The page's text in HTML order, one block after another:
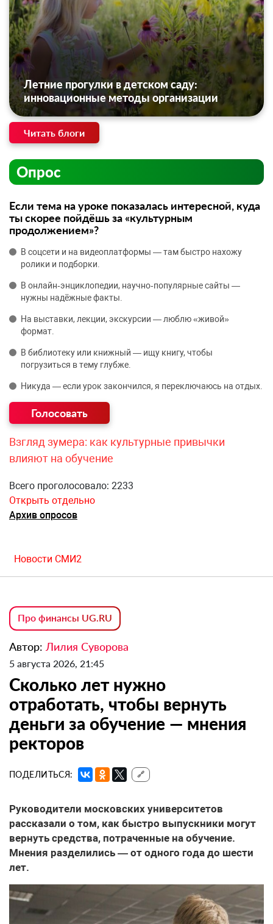
Летние прогулки в детском саду:
инновационные методы организации
Читать блоги
Опрос
Если тема на уроке показалась интересной, куда
ты скорее пойдёшь за «культурным
продолжением»?
В соцсети и на видеоплатформы — там быстро нахожу
ролики и подборки.
В онлайн‑энциклопедии, научно‑популярные сайты —
нужны надёжные факты.
На выставки, лекции, экскурсии — люблю «живой»
формат.
В библиотеку или книжный — ищу книгу, чтобы
погрузиться в тему глубже.
Никуда — если урок закончился, я переключаюсь на отдых.
Взгляд зумера: как культурные привычки
влияют на обучение
Всего проголосовало: 2233
Открыть отдельно
Архив опросов
Новости СМИ2
Про финансы UG.RU
Автор: Лилия Суворова
5 августа 2026, 21:45
Сколько лет нужно
отработать, чтобы вернуть
деньги за обучение — мнения
ректоров
ПОДЕЛИТЬСЯ: 🔗
Руководители московских университетов
рассказали о том, как быстро выпускники могут
вернуть средства, потраченные на обучение.
Мнения разделились — от одного года до шести
лет.